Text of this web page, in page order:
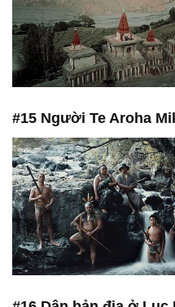
#15 Người Te Aroha